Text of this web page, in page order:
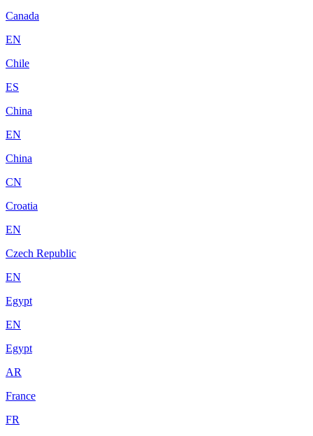
Canada
EN
Chile
ES
China
EN
China
CN
Croatia
EN
Czech Republic
EN
Egypt
EN
Egypt
AR
France
FR